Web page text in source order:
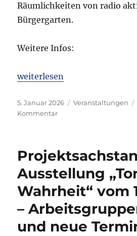
Räumlichkeiten von radio
Bürgergarten.
Weitere Infos:
„Einladung: „Inside
weiterlesen
Veröffentlicht
am
5. Januar 2026 Kategorien
Veranstaltungen
Kommentarzu
Gespräche
mit
Regierung
und
Opposition.
Ausstellung
Wahrheit“ vom
–
und neue